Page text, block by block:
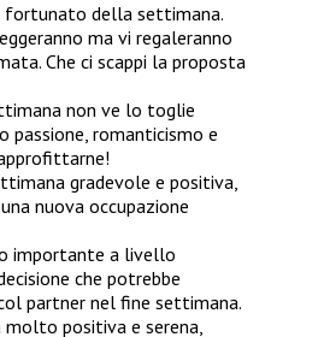
fortunato della settimana.
ma vi regaleranno
Che ci scappi la proposta
non ve lo toglie
passione, romanticismo e
gradevole e positiva,
nuova occupazione
importante a livello
che potrebbe
partner nel fine settimana.
molto positiva e serena,